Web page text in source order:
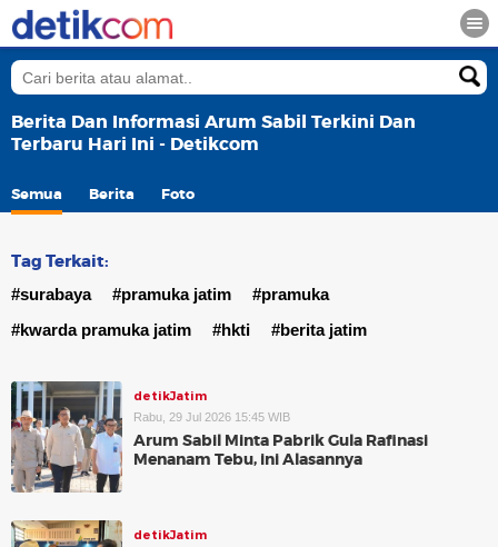
Berita Dan Informasi Arum Sabil Terkini Dan
Terbaru Hari Ini - Detikcom
Semua Berita Foto
Tag Terkait:
#surabaya #pramuka jatim
#pramuka
#kwarda pramuka jatim
#hkti #berita jatim
detikJatim
Rabu, 29 Jul 2026 15:45 WIB
Arum Sabil Minta Pabrik Gula Rafinasi
Menanam Tebu, ini Alasannya
detikJatim